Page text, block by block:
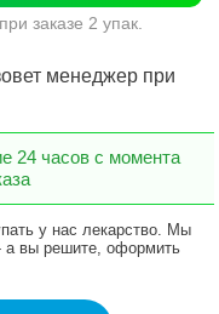
заказе 2 упак.
менеджер при
24 часов с момента
у нас лекарство. Мы
а вы решите, оформить